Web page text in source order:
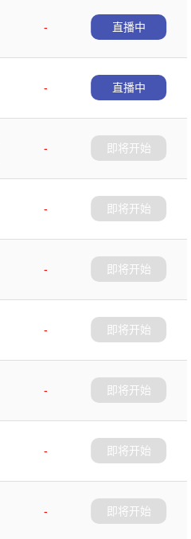
-
直播中
-
直播中
-
即将开始
-
即将开始
-
即将开始
-
即将开始
-
即将开始
-
即将开始
-
即将开始